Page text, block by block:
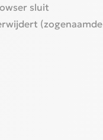
sluit
(zogenaamde